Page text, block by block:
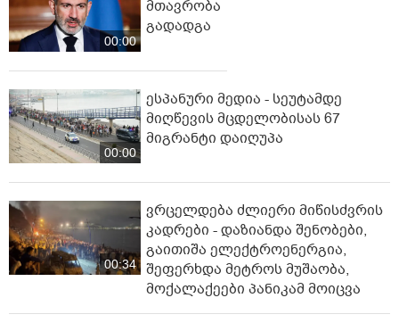
00:00
მთავრობა
გადადგა
00:00
ესპანური მედია - სეუტამდე
მიღწევის მცდელობისას 67
მიგრანტი დაიღუპა
00:34
ვრცელდება ძლიერი მიწისძვრის
კადრები - დაზიანდა შენობები,
გაითიშა ელექტროენერგია,
შეფერხდა მეტროს მუშაობა,
მოქალაქეები პანიკამ მოიცვა